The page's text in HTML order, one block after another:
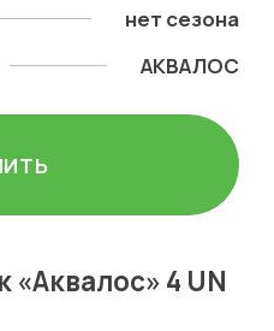
нет сезона
АКВАЛОС
4 UN